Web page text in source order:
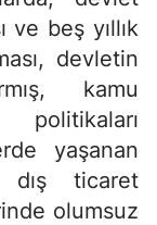
ve beş yıllık
devletin
kamu
yaşanan
dış ticaret
olumsuz